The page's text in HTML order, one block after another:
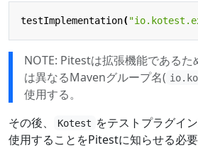
testImplementation(
NOTE: Pitestは拡張機能であるた
は異なるMavenグループ名(
使用する。
その後、
Kotest をテストプラグイ
使用することをPitestに知らせる必要